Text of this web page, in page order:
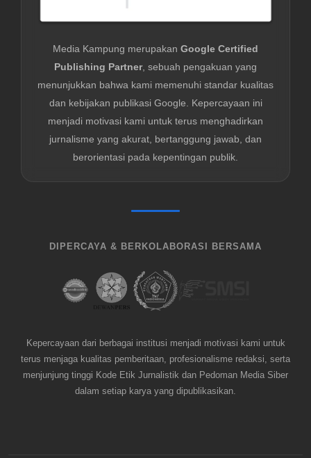
Media Kampung merupakan Google Certified
Publishing Partner, sebuah pengakuan yang
menunjukkan bahwa kami memenuhi standar kualitas
dan kebijakan publikasi Google. Kepercayaan ini
menjadi motivasi kami untuk terus menghadirkan
jurnalisme yang akurat, bertanggung jawab, dan
berorientasi pada kepentingan publik.
DIPERCAYA & BERKOLABORASI BERSAMA
Kepercayaan dari berbagai institusi menjadi motivasi kami untuk
terus menjaga kualitas pemberitaan, profesionalisme redaksi, serta
menjunjung tinggi Kode Etik Jurnalistik dan Pedoman Media Siber
dalam setiap karya yang dipublikasikan.